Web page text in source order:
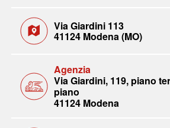
Via Giardini 113
41124 Modena (MO)
Agenzia
Via Giardini, 119, piano
piano
41124 Modena